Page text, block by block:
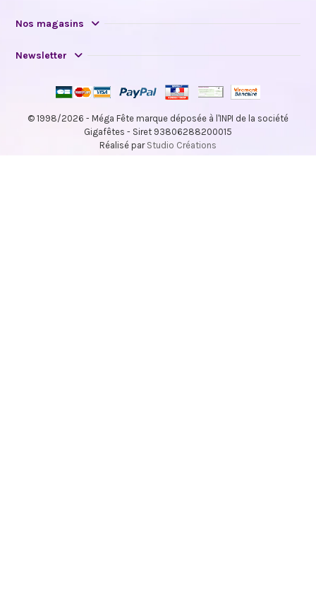
Nos magasins
Newsletter
© 1998/2026 - Méga Fête marque déposée à l'INPI de la société
Gigafêtes - Siret 93806288200015
Réalisé par Studio Créations